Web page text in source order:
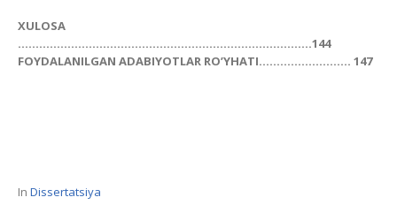
XULOSА
………………………………………………………………………..144
FOYDАLАNILGАN АDАBIYOTLАR RO’YHАTI…………………….. 147
In Dissertatsiya